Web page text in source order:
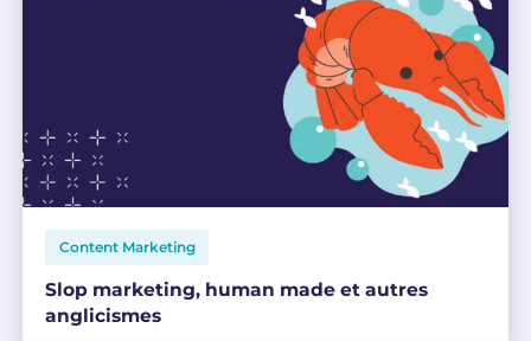
Content Marketing
Slop marketing, human made et autres
anglicismes